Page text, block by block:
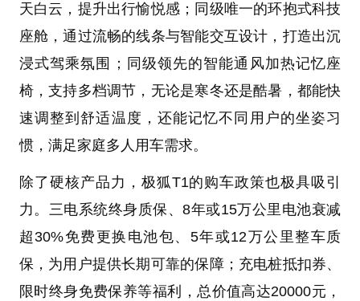
天白云，提升出行愉悦感；同级唯一的环抱式科技
座舱，通过流畅的线条与智能交互设计，打造出沉
浸式驾乘氛围；同级领先的智能通风加热记忆座
椅，支持多档调节，无论是寒冬还是酷暑，都能快
速调整到舒适温度，还能记忆不同用户的坐姿习
惯，满足家庭多人用车需求。
除了硬核产品力，极狐T1的购车政策也极具吸引
力。三电系统终身质保、8年或15万公里电池衰减
超30%免费更换电池包、5年或12万公里整车质
保，为用户提供长期可靠的保障；充电桩抵扣券、
限时终身免费保养等福利，总价值高达20000元，